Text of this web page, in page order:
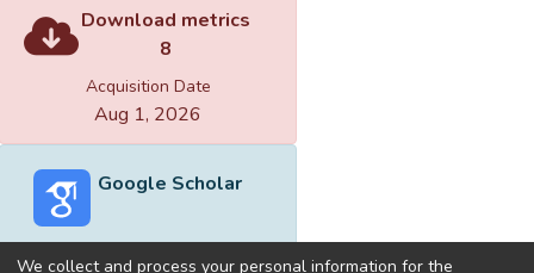
Download metrics
8
Acquisition Date
Aug 1, 2026
Google Scholar
We collect and process your personal information for the